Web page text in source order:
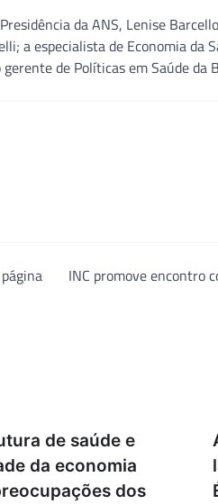
da ANS, Lenise
a especialista de Economia da
de Políticas em Saúde
INC promove encontro
de saúde e
da economia
dos